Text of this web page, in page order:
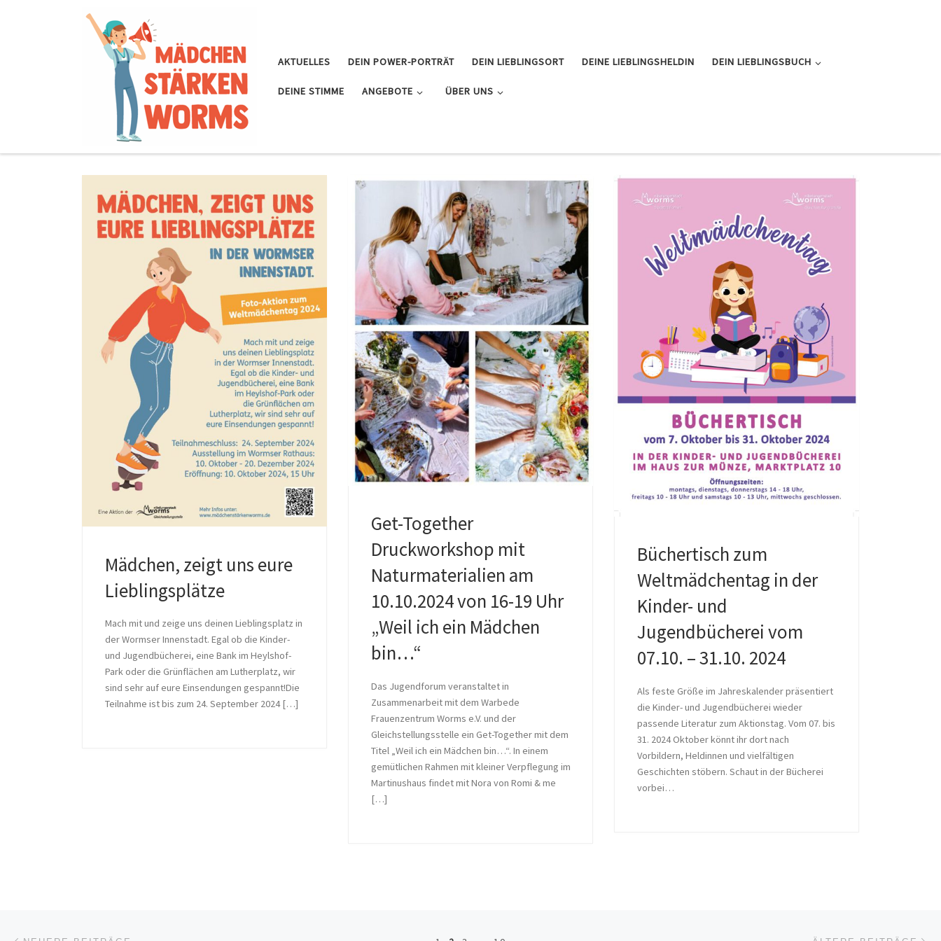
Zum Inhalt springen
AKTUELLES DEIN POWER-PORTRÄT DEIN LIEBLINGSORT DEINE LIEBLINGSHELDIN DEIN LIEBLINGSBUCH
DEINE STIMME ANGEBOTE ÜBER UNS
Mädchen, zeigt uns eure
Lieblingsplätze
Mach mit und zeige uns deinen Lieblingsplatz in
der Wormser Innenstadt. Egal ob die Kinder-
und Jugendbücherei, eine Bank im Heylshof-
Park oder die Grünflächen am Lutherplatz, wir
sind sehr auf eure Einsendungen gespannt!Die
Teilnahme ist bis zum 24. September 2024 […]
Get-Together
Druckworkshop mit
Naturmaterialien am
10.10.2024 von 16-19 Uhr
„Weil ich ein Mädchen
bin…“
Das Jugendforum veranstaltet in
Zusammenarbeit mit dem Warbede
Frauenzentrum Worms e.V. und der
Gleichstellungsstelle ein Get-Together mit dem
Titel „Weil ich ein Mädchen bin…“. In einem
gemütlichen Rahmen mit kleiner Verpflegung im
Martinushaus findet mit Nora von Romi & me
[…]
Büchertisch zum
Weltmädchentag in der
Kinder- und
Jugendbücherei vom
07.10. – 31.10. 2024
Als feste Größe im Jahreskalender präsentiert
die Kinder- und Jugendbücherei wieder
passende Literatur zum Aktionstag. Vom 07. bis
31. 2024 Oktober könnt ihr dort nach
Vorbildern, Heldinnen und vielfältigen
Geschichten stöbern. Schaut in der Bücherei
vorbei…
Beitragsnavigation